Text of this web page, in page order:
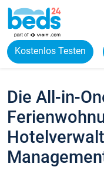
Kostenlos Testen
Die All-in-